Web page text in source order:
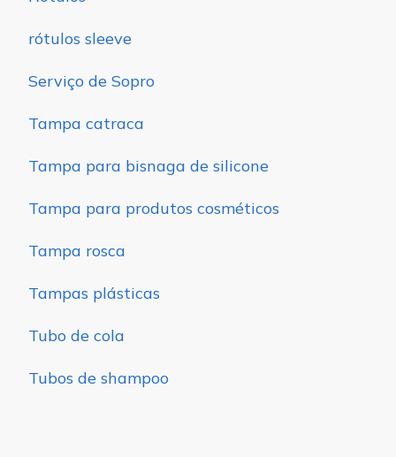
rótulos sleeve
Serviço de Sopro
Tampa catraca
Tampa para bisnaga de silicone
Tampa para produtos cosméticos
Tampa rosca
Tampas plásticas
Tubo de cola
Tubos de shampoo